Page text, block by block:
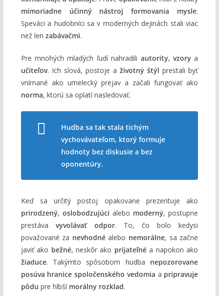
mimoriadne účinný nástroj formovania mysle.
Speváci a hudobníci sa v moderných dejinách stali viac
než len zabávačmi.
Pre mnohých mladých ľudí nahradili autority, vzorya
učiteľov. Ich slová, postoje aživotný štýl prestali byť
vnímané ako umelecký prejav a začali fungovať ako
norma, ktorú sa oplatí nasledovať.
Hudba sa tak stala tichým
vychovávateľom, ktorý formuje
hodnoty bez diskusie a bez
oponentúry.
Keď sa určitý postoj opakovane prezentuje ako
prirodzený, oslobodzujúci alebo moderný, postupne
prestáva vyvolávať odpor. To, čo bolo kedysi
považované za nevhodnéalebo nemorálne, sa začne
javiť ako bežné, neskôr ako prijateľnéa napokon ako
žiaduce. Takýmto spôsobom hudba nepozorovane
posúva hranice spoločenského vedomia a pripravuje
pôdu pre hlbší morálny rozklad.